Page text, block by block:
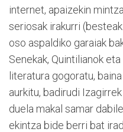
internet, apaizekin
seriosak irakurri
oso aspaldiko garaiak
Senekak, Quintilianok
literatura gogoratu,
aurkitu, badirudi
duela makal samar
ekintza bide berri bat